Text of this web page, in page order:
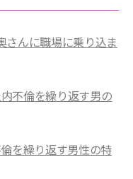
さんに職場に乗り込ま
不倫を繰り返す男の
倫を繰り返す男性の特